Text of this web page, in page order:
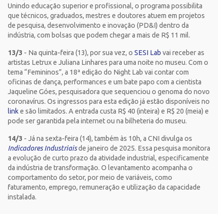
Unindo educação superior e profissional, o programa possibilita
que técnicos, graduados, mestres e doutores atuem em projetos
de pesquisa, desenvolvimento e inovação (PD&I) dentro da
indústria, com bolsas que podem chegar a mais de R$ 11 mil.
13/3 - Na quinta-feira (13), por sua vez, o SESI Lab vai receber as
artistas Letrux e Juliana Linhares para uma noite no museu. Com o
tema “Femininos”, a 18ª edição do Night Lab vai contar com
oficinas de dança, performances e um bate papo com a cientista
Jaqueline Góes, pesquisadora que sequenciou o genoma do novo
coronavírus. Os ingressos para esta edição já estão disponíveis no
linke são limitados. A entrada custa R$ 40 (inteira) e R$ 20 (meia) e
pode ser garantida pela internet ou na bilheteria do museu.
14/3 - Já na sexta-feira (14), também às 10h, a CNI divulga os
Indicadores Industriaisde janeiro de 2025. Essa pesquisa monitora
a evolução de curto prazo da atividade industrial, especificamente
da indústria de transformação. O levantamento acompanha o
comportamento do setor, por meio de variáveis, como
faturamento, emprego, remuneração e utilização da capacidade
instalada.